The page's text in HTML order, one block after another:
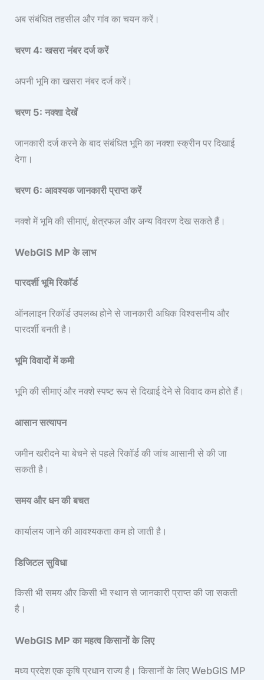
अब संबंधित तहसील और गांव का चयन करें।
चरण 4: खसरा नंबर दर्ज करें
अपनी भूमि का खसरा नंबर दर्ज करें।
चरण 5: नक्शा देखें
जानकारी दर्ज करने के बाद संबंधित भूमि का नक्शा स्क्रीन पर दिखाई
देगा।
चरण 6: आवश्यक जानकारी प्राप्त करें
नक्शे में भूमि की सीमाएं, क्षेत्रफल और अन्य विवरण देख सकते हैं।
WebGIS MP के लाभ
पारदर्शी भूमि रिकॉर्ड
ऑनलाइन रिकॉर्ड उपलब्ध होने से जानकारी अधिक विश्वसनीय और
पारदर्शी बनती है।
भूमि विवादों में कमी
भूमि की सीमाएं और नक्शे स्पष्ट रूप से दिखाई देने से विवाद कम होते हैं।
आसान सत्यापन
जमीन खरीदने या बेचने से पहले रिकॉर्ड की जांच आसानी से की जा
सकती है।
समय और धन की बचत
कार्यालय जाने की आवश्यकता कम हो जाती है।
डिजिटल सुविधा
किसी भी समय और किसी भी स्थान से जानकारी प्राप्त की जा सकती
है।
WebGIS MP का महत्व किसानों के लिए
मध्य प्रदेश एक कृषि प्रधान राज्य है। किसानों के लिए WebGIS MP